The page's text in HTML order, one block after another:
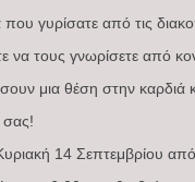
γυρίσατε από τις
να τους γνωρίσετε από
μια θέση στην καρδιά
σας!
14 Σεπτεμβρίου